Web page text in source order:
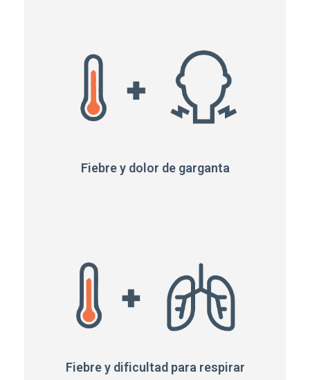
Fiebre y dolor de garganta
Fiebre y dificultad para respirar